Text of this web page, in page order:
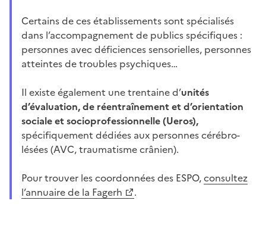
Certains de ces établissements sont spécialisés
dans l’accompagnement de publics spécifiques :
personnes avec déficiences sensorielles, personnes
atteintes de troubles psychiques…
Il existe également une trentaine d’unités
d’évaluation, de réentraînement et d’orientation
sociale et socioprofessionnelle (Ueros),
spécifiquement dédiées aux personnes cérébro-
lésées (AVC, traumatisme crânien).
Pour trouver les coordonnées des ESPO,consultez
l’annuaire de la Fagerh
.